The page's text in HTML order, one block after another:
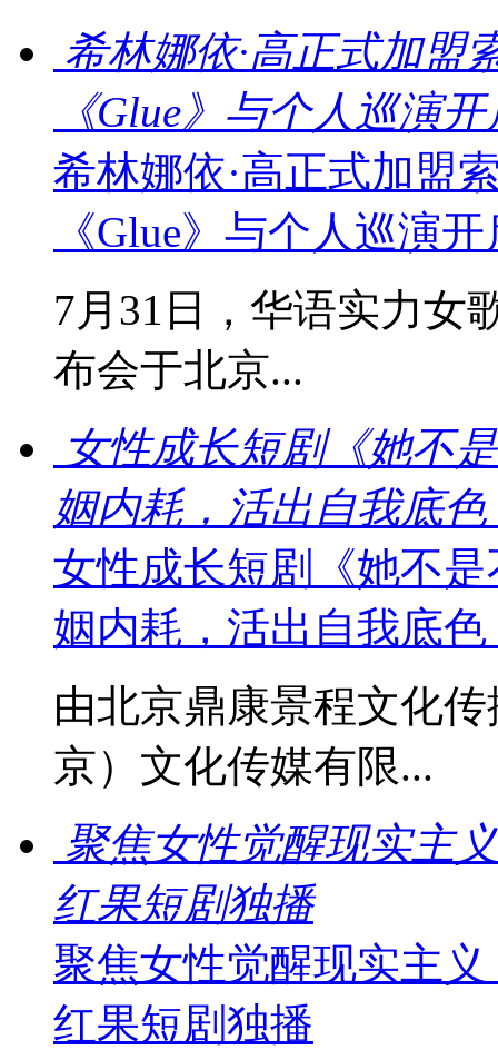
希林娜依·高正式加盟
《Glue》与个人巡演
希林娜依·高正式加盟
《Glue》与个人巡演
7月31日，华语实力女
布会于北京...
女性成长短剧《她不
姻内耗，活出自我底色
女性成长短剧《她不
姻内耗，活出自我底色
由北京鼎康景程文化
京）文化传媒有限...
聚焦女性觉醒现实主
红果短剧独播
聚焦女性觉醒现实主
红果短剧独播